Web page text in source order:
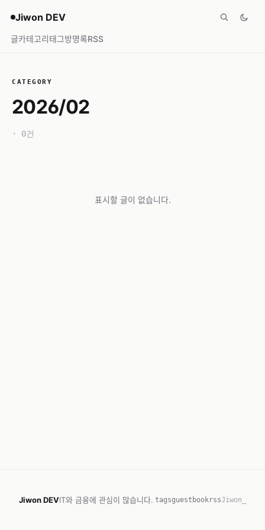
Jiwon DEV
글카테고리태그방명록RSS
CATEGORY
2026/02
· 0건
표시할 글이 없습니다.
Jiwon DEVIT와 금융에 관심이 많습니다. tagsguestbookrssJiwon_